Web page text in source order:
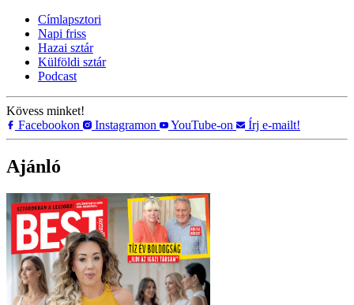
Címlapsztori
Napi friss
Hazai sztár
Külföldi sztár
Podcast
Kövess minket!
Facebookon
Instagramon YouTube-on Írj e-mailt!
Ajánló